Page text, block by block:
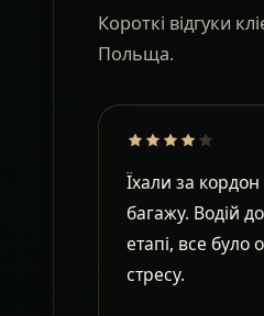
Короткі відгуки
Польща.
Їхали за
багажу. Водій
етапі, все було
стресу.